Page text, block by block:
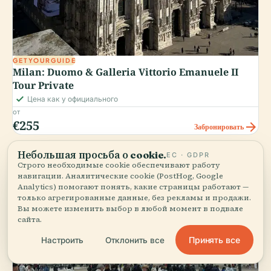
GETYOURGUIDE
Milan: Duomo & Galleria Vittorio Emanuele II
Tour Private
check_small Цена как у официального
от
€255 Забронировать arrow_forward
Небольшая просьба о cookie.ЕС · GDPR
Строго необходимые cookie обеспечивают работу
навигации. Аналитические cookie (PostHog, Google
Analytics) помогают понять, какие страницы работают —
только агрегированные данные, без рекламы и продажи.
Вы можете изменить выбор в любой момент в подвале
сайта.
Настроить Отклонить все Принять все